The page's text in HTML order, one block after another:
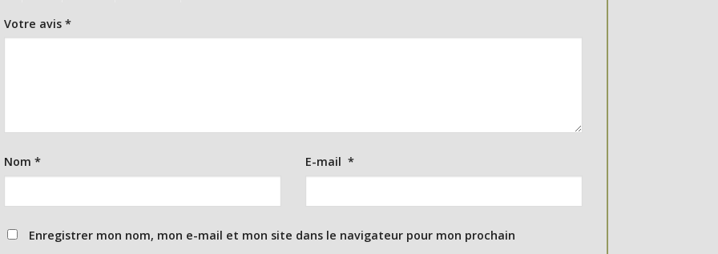
Votre avis *
Nom * E-mail *
Enregistrer mon nom, mon e-mail et mon site dans le navigateur pour mon prochain